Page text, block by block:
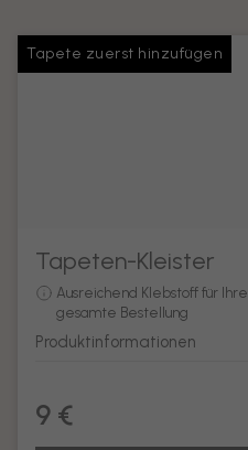
Tapete zuerst hinzufügen
Tapeten-Kleister
Ausreichend Klebstoff für Ihre
gesamte Bestellung
Produktinformationen
9 €